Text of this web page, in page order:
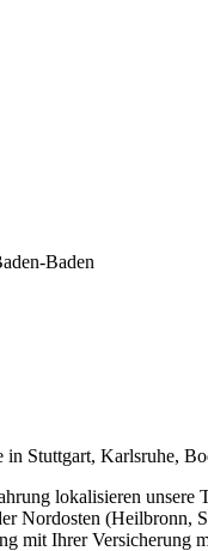
Baden
Stuttgart, Karlsruhe,
lokalisieren
Nordosten (Heilbronn,
mit Ihrer Versicherung